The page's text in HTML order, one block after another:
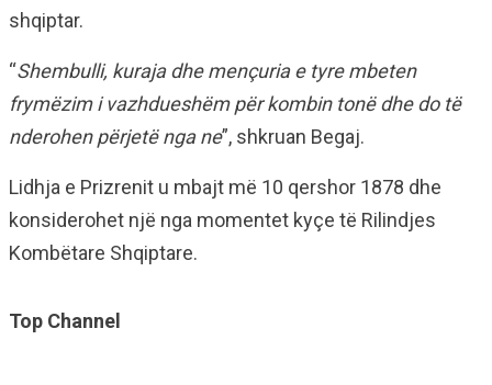
shqiptar.
“Shembulli, kuraja dhe mençuria e tyre mbeten
frymëzim i vazhdueshëm për kombin tonë dhe do të
nderohen përjetë nga ne”, shkruan Begaj.
Lidhja e Prizrenit u mbajt më 10 qershor 1878 dhe
konsiderohet një nga momentet kyçe të Rilindjes
Kombëtare Shqiptare.
Top Channel